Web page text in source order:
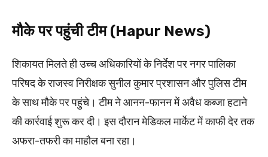
मौके पर पहुंची टीम (Hapur News)
शिकायत मिलते ही उच्च अधिकारियों के निर्देश पर नगर पालिका
परिषद के राजस्व निरीक्षक सुनील कुमार प्रशासन और पुलिस टीम
के साथ मौके पर पहुंचे। टीम ने आनन-फानन में अवैध कब्जा हटाने
की कार्रवाई शुरू कर दी। इस दौरान मेडिकल मार्केट में काफी देर तक
अफरा-तफरी का माहौल बना रहा।